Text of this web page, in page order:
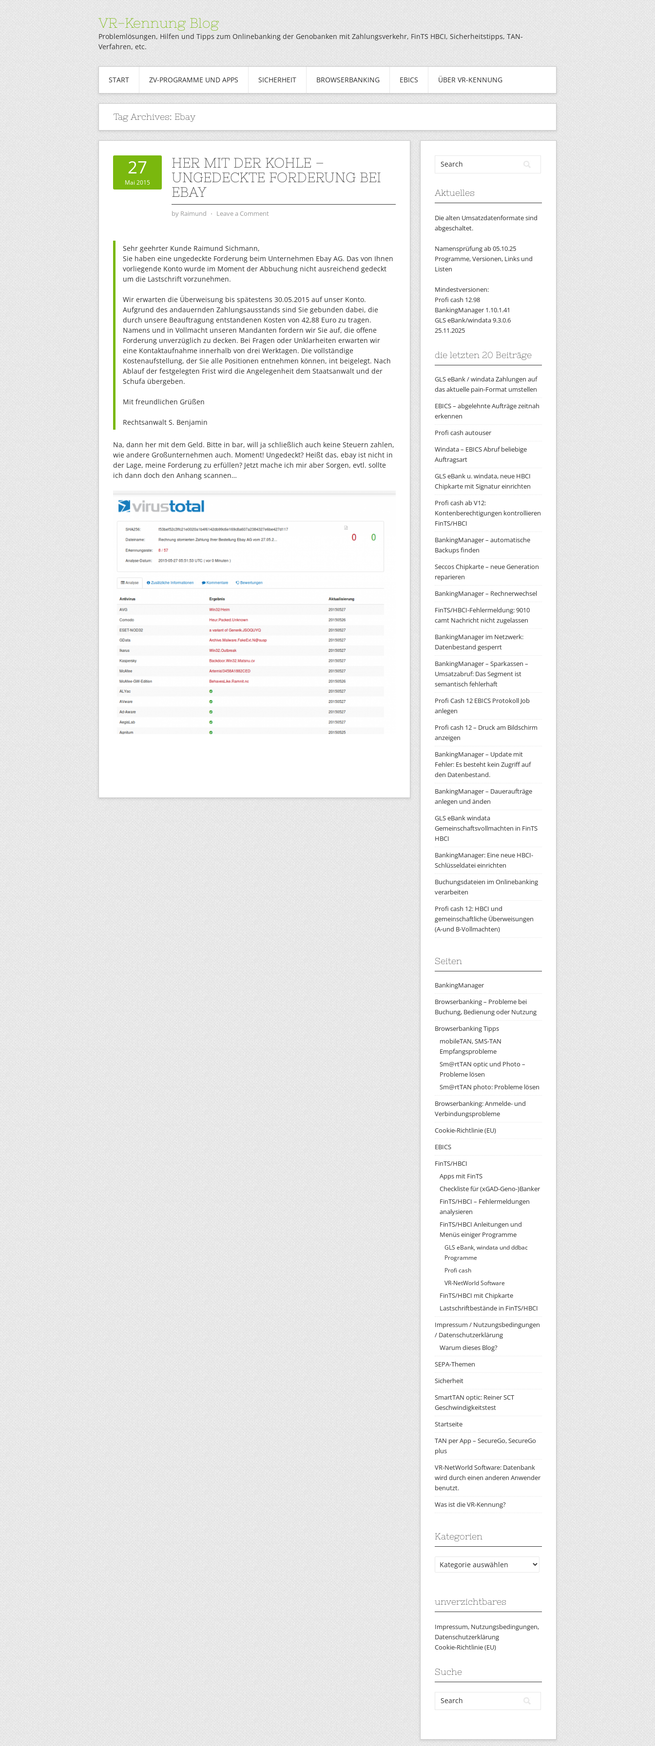
VR-Kennung Blog
Problemlösungen, Hilfen und Tipps zum Onlinebanking der Genobanken mit Zahlungsverkehr, FinTS HBCI, Sicherheitstipps, TAN-
Verfahren, etc.
START ZV-PROGRAMME UND APPS SICHERHEIT BROWSERBANKING EBICS ÜBER VR-KENNUNG
Tag Archives: Ebay
27
Mai 2015
HER MIT DER KOHLE –
UNGEDECKTE FORDERUNG BEI
EBAY
by Raimund ⋅ Leave a Comment
Sehr geehrter Kunde Raimund Sichmann,
Sie haben eine ungedeckte Forderung beim Unternehmen Ebay AG. Das von Ihnen
vorliegende Konto wurde im Moment der Abbuchung nicht ausreichend gedeckt
um die Lastschrift vorzunehmen.
Wir erwarten die Überweisung bis spätestens 30.05.2015 auf unser Konto.
Aufgrund des andauernden Zahlungsausstands sind Sie gebunden dabei, die
durch unsere Beauftragung entstandenen Kosten von 42,88 Euro zu tragen.
Namens und in Vollmacht unseren Mandanten fordern wir Sie auf, die offene
Forderung unverzüglich zu decken. Bei Fragen oder Unklarheiten erwarten wir
eine Kontaktaufnahme innerhalb von drei Werktagen. Die vollständige
Kostenaufstellung, der Sie alle Positionen entnehmen können, int beigelegt. Nach
Ablauf der festgelegten Frist wird die Angelegenheit dem Staatsanwalt und der
Schufa übergeben.
Mit freundlichen Grüßen
Rechtsanwalt S. Benjamin
Na, dann her mit dem Geld. Bitte in bar, will ja schließlich auch keine Steuern zahlen,
wie andere Großunternehmen auch. Moment! Ungedeckt? Heißt das, ebay ist nicht in
der Lage, meine Forderung zu erfüllen? Jetzt mache ich mir aber Sorgen, evtl. sollte
ich dann doch den Anhang scannen…
Aktuelles
Die alten Umsatzdatenformate sind
abgeschaltet.
Namensprüfung ab 05.10.25
Programme, Versionen, Links und
Listen
Mindestversionen:
Profi cash 12.98
BankingManager 1.10.1.41
GLS eBank/windata 9.3.0.6
25.11.2025
die letzten 20 Beiträge
GLS eBank / windata Zahlungen auf
das aktuelle pain-Format umstellen
EBICS – abgelehnte Aufträge zeitnah
erkennen
Profi cash autouser
Windata – EBICS Abruf beliebige
Auftragsart
GLS eBank u. windata, neue HBCI
Chipkarte mit Signatur einrichten
Profi cash ab V12:
Kontenberechtigungen kontrollieren
FinTS/HBCI
BankingManager – automatische
Backups finden
Seccos Chipkarte – neue Generation
reparieren
BankingManager – Rechnerwechsel
FinTS/HBCI-Fehlermeldung: 9010
camt Nachricht nicht zugelassen
BankingManager im Netzwerk:
Datenbestand gesperrt
BankingManager – Sparkassen –
Umsatzabruf: Das Segment ist
semantisch fehlerhaft
Profi Cash 12 EBICS Protokoll Job
anlegen
Profi cash 12 – Druck am Bildschirm
anzeigen
BankingManager – Update mit
Fehler: Es besteht kein Zugriff auf
den Datenbestand.
BankingManager – Daueraufträge
anlegen und änden
GLS eBank windata
Gemeinschaftsvollmachten in FinTS
HBCI
BankingManager: Eine neue HBCI-
Schlüsseldatei einrichten
Buchungsdateien im Onlinebanking
verarbeiten
Profi cash 12: HBCI und
gemeinschaftliche Überweisungen
(A-und B-Vollmachten)
Seiten
BankingManager
Browserbanking – Probleme bei
Buchung, Bedienung oder Nutzung
Browserbanking Tipps
mobileTAN, SMS-TAN
Empfangsprobleme
Sm@rtTAN optic und Photo –
Probleme lösen
Sm@rtTAN photo: Probleme lösen
Browserbanking: Anmelde- und
Verbindungsprobleme
Cookie-Richtlinie (EU)
EBICS
FinTS/HBCI
Apps mit FinTS
Checkliste für (xGAD-Geno-)Banker
FinTS/HBCI – Fehlermeldungen
analysieren
FinTS/HBCI Anleitungen und
Menüs einiger Programme
GLS eBank, windata und ddbac
Programme
Profi cash
VR-NetWorld Software
FinTS/HBCI mit Chipkarte
Lastschriftbestände in FinTS/HBCI
Impressum / Nutzungsbedingungen
/ Datenschutzerklärung
Warum dieses Blog?
SEPA-Themen
Sicherheit
SmartTAN optic: Reiner SCT
Geschwindigkeitstest
Startseite
TAN per App – SecureGo, SecureGo
plus
VR-NetWorld Software: Datenbank
wird durch einen anderen Anwender
benutzt.
Was ist die VR-Kennung?
Kategorien
Kategorien
unverzichtbares
Impressum, Nutzungsbedingungen,
Datenschutzerklärung
Cookie-Richtlinie (EU)
Suche